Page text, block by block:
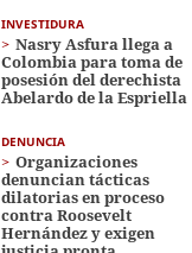
INVESTIDURA
Nasry Asfura llega a
Colombia para toma de
posesión del derechista
Abelardo de la Espriella
DENUNCIA
Organizaciones
denuncian tácticas
dilatorias en proceso
contra Roosevelt
Hernández y exigen